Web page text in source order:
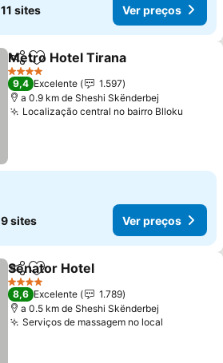
11 sites Ver preços
PartilharAdicionar aos favoritos
Metro Hotel Tirana
4 Estrelas
9,4 Excelente
1.597
a 0.9 km de Sheshi Skënderbej
Localização central no bairro Blloku
9 sites Ver preços
PartilharAdicionar aos favoritos
Senator Hotel
4 Estrelas
8,6 Excelente
1.789
a 0.5 km de Sheshi Skënderbej
Serviços de massagem no local